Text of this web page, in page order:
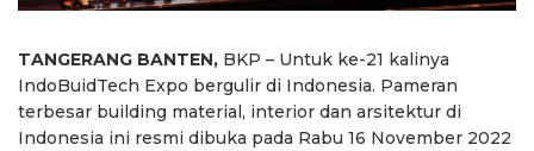
TANGERANG BANTEN, BKP – Untuk ke-21 kalinya
IndoBuidTech Expo bergulir di Indonesia. Pameran
terbesar building material, interior dan arsitektur di
Indonesia ini resmi dibuka pada Rabu 16 November 2022